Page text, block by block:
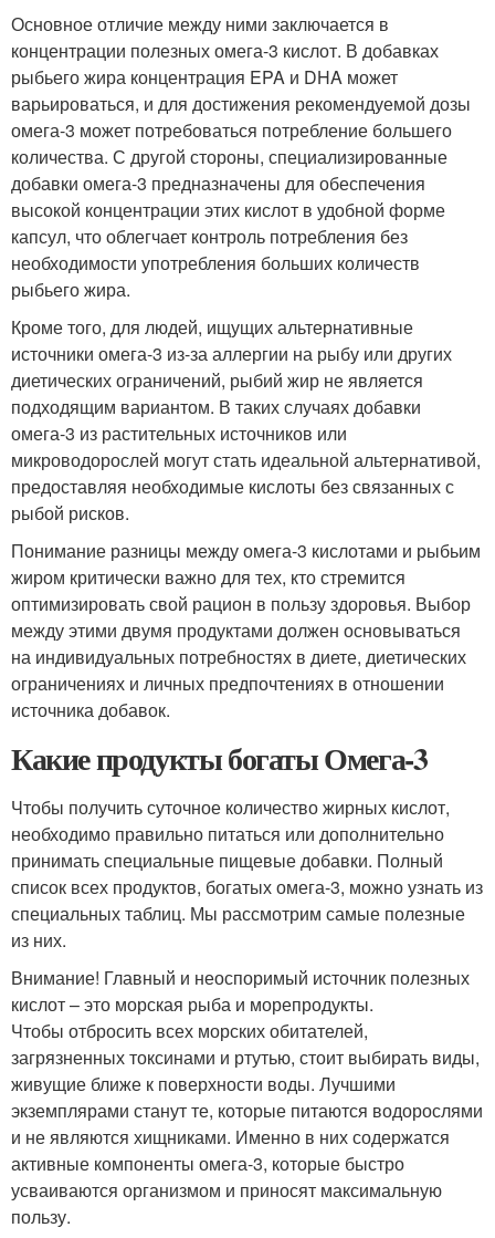
Основное отличие между ними заключается в
концентрации полезных омега-3 кислот. В добавках
рыбьего жира концентрация EPA и DHA может
варьироваться, и для достижения рекомендуемой дозы
омега-3 может потребоваться потребление большего
количества. С другой стороны, специализированные
добавки омега-3 предназначены для обеспечения
высокой концентрации этих кислот в удобной форме
капсул, что облегчает контроль потребления без
необходимости употребления больших количеств
рыбьего жира.
Кроме того, для людей, ищущих альтернативные
источники омега-3 из-за аллергии на рыбу или других
диетических ограничений, рыбий жир не является
подходящим вариантом. В таких случаях добавки
омега-3 из растительных источников или
микроводорослей могут стать идеальной альтернативой,
предоставляя необходимые кислоты без связанных с
рыбой рисков.
Понимание разницы между омега-3 кислотами и рыбьим
жиром критически важно для тех, кто стремится
оптимизировать свой рацион в пользу здоровья. Выбор
между этими двумя продуктами должен основываться
на индивидуальных потребностях в диете, диетических
ограничениях и личных предпочтениях в отношении
источника добавок.
Какие продукты богаты Омега-3
Чтобы получить суточное количество жирных кислот,
необходимо правильно питаться или дополнительно
принимать специальные пищевые добавки. Полный
список всех продуктов, богатых омега-3, можно узнать из
специальных таблиц. Мы рассмотрим самые полезные
из них.
Внимание! Главный и неоспоримый источник полезных
кислот – это морская рыба и морепродукты.
Чтобы отбросить всех морских обитателей,
загрязненных токсинами и ртутью, стоит выбирать виды,
живущие ближе к поверхности воды. Лучшими
экземплярами станут те, которые питаются водорослями
и не являются хищниками. Именно в них содержатся
активные компоненты омега-3, которые быстро
усваиваются организмом и приносят максимальную
пользу.